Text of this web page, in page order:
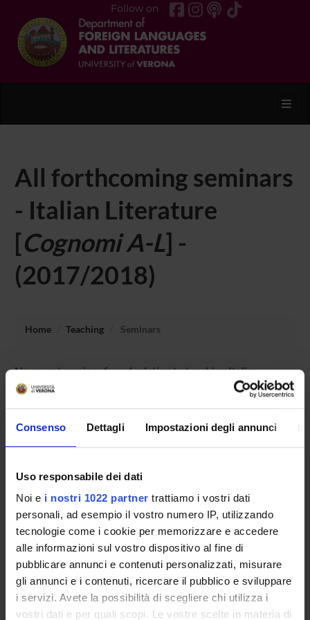
Consenso Dettagli Impostazioni degli annunci
Uso responsabile dei dati
Noi e i nostri 1022 partner trattiamo i vostri dati
personali, ad esempio il vostro numero IP, utilizzando
tecnologie come i cookie per memorizzare e accedere
alle informazioni sul vostro dispositivo al fine di
pubblicare annunci e contenuti personalizzati, misurare
gli annunci e i contenuti, ricercare il pubblico e sviluppare
i servizi. Avete la possibilità di scegliere chi utilizza i
vostri dati e per quali scopi. Le vostre scelte in materia di
Follow on
All forthcoming seminars
- Italian Literature
[Cognomi A-L] -
(2017/2018)
Home Teaching Seminars
No recent seminar found relating to teaching Italian
Literature.
STUDYING
COURSES
PHD PROGRAMMES AND POSTGRADUATE
COURSES
People
Places